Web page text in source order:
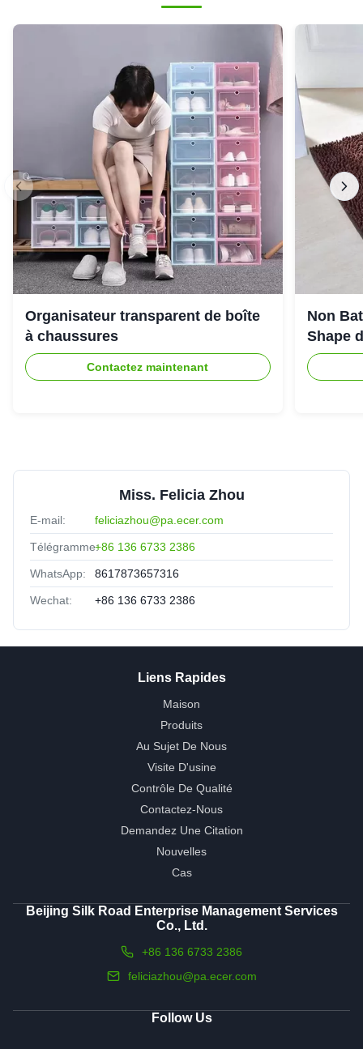
Organisateur transparent de boîte
à chaussures
Contactez maintenant
Non
Shape
Miss. Felicia Zhou
E-mail: feliciazhou@pa.ecer.com
Télégramme:+86 136 6733 2386
WhatsApp: 8617873657316
Wechat: +86 136 6733 2386
Liens Rapides
Maison
Produits
Au Sujet De Nous
Visite D'usine
Contrôle De Qualité
Contactez-Nous
Demandez Une Citation
Nouvelles
Cas
Beijing Silk Road Enterprise Management Services
Co., Ltd.
+86 136 6733 2386
feliciazhou@pa.ecer.com
Follow Us